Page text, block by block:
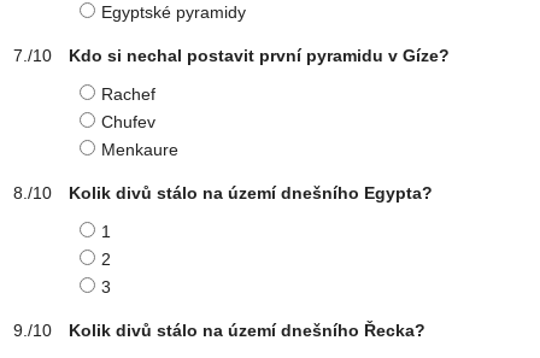
Egyptské pyramidy
Kdo si nechal postavit první pyramidu v Gíze?
Rachef
Chufev
Menkaure
Kolik divů stálo na území dnešního Egypta?
1
2
3
Kolik divů stálo na území dnešního Řecka?